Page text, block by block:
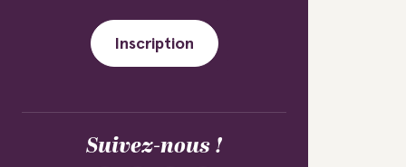
Inscription
Suivez-nous !